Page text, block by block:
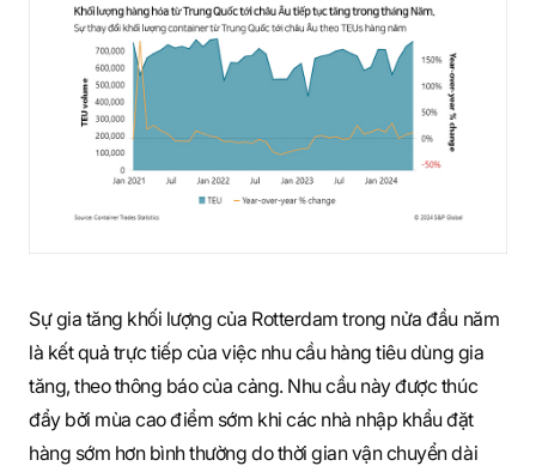
Sự gia tăng khối lượng của Rotterdam trong nửa đầu năm
là kết quả trực tiếp của việc nhu cầu hàng tiêu dùng gia
tăng, theo thông báo của cảng. Nhu cầu này được thúc
đẩy bởi mùa cao điểm sớm khi các nhà nhập khẩu đặt
hàng sớm hơn bình thường do thời gian vận chuyển dài